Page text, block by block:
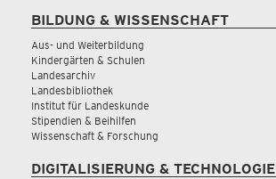
BILDUNG & WISSENSCHAFT
Aus- und Weiterbildung
Kindergärten & Schulen
Landesarchiv
Landesbibliothek
Institut für Landeskunde
Stipendien & Beihilfen
Wissenschaft & Forschung
DIGITALISIERUNG & TECHNOLOGIE